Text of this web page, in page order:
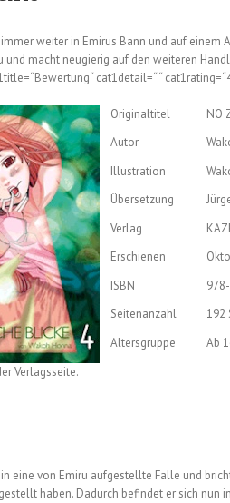
weiter in Emirus Bann und auf
und macht neugierig auf den weiteren
cat1detail=“ “
Originaltitel
NO
Autor
Illustration
Übersetzung
Verlag
Erschienen
ISBN
Seitenanzahl
192
Altersgruppe
Ab
Verlagsseite.
eine von Emiru aufgestellte Falle und
haben. Dadurch befindet er sich